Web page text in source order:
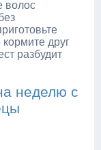
волос
друг
разбудит
неделю с